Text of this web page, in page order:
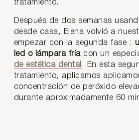
tratamiento.
Después de dos semanas
desde casa, Elena volvió a
empezar con la segunda fase :
led o lámpara fríacon un
de estética dental . En esta
tratamiento, aplicamos
concentración de peróxido
durante aproximadamente 60